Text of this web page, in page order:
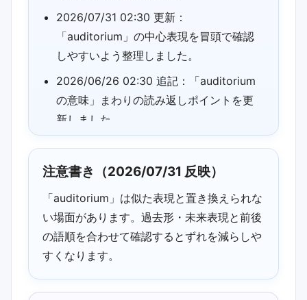
2026/07/31 02:30 更新：
「auditorium」の中心表現を冒頭で確認
しやすいよう整理しました。
2026/06/26 02:30 追記：「auditorium
の意味」まわりの読み返しポイントを更
新しました。
2026/06/26 02:30 更新：auditorium・
word_balloonに触れている箇所を見つけ
やすいよう補足しました。
2026/05/22 02:30 追記：過去形・未来
表現と例文の対応が見やすいよう説明の
め例題を差し替え、動詞の用法の確認ポ
注意書き（2026/07/31 反映）
「auditorium」は似た表現と置き換えられな
い場面があります。過去形・未来表現と前後
の語順を合わせて確認するとずれを減らしや
すくなります。